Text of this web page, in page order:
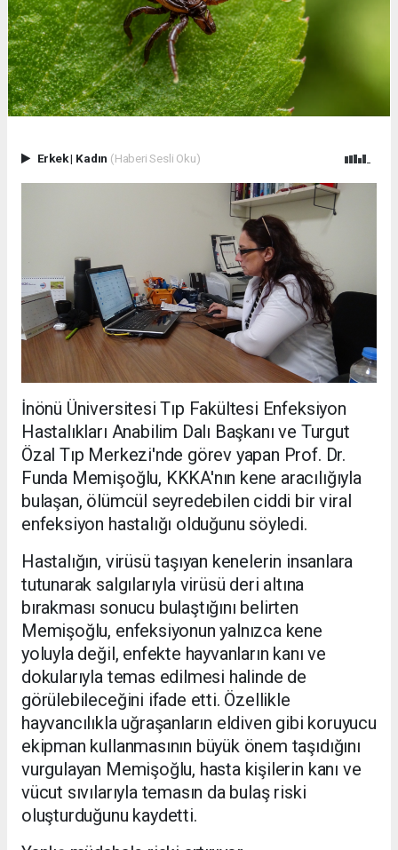
Erkek| Kadın (Haberi Sesli Oku)
İnönü Üniversitesi Tıp Fakültesi Enfeksiyon
Hastalıkları Anabilim Dalı Başkanı ve Turgut
Özal Tıp Merkezi'nde görev yapan Prof. Dr.
Funda Memişoğlu, KKKA'nın kene aracılığıyla
bulaşan, ölümcül seyredebilen ciddi bir viral
enfeksiyon hastalığı olduğunu söyledi.
Hastalığın, virüsü taşıyan kenelerin insanlara
tutunarak salgılarıyla virüsü deri altına
bırakması sonucu bulaştığını belirten
Memişoğlu, enfeksiyonun yalnızca kene
yoluyla değil, enfekte hayvanların kanı ve
dokularıyla temas edilmesi halinde de
görülebileceğini ifade etti. Özellikle
hayvancılıkla uğraşanların eldiven gibi koruyucu
ekipman kullanmasının büyük önem taşıdığını
vurgulayan Memişoğlu, hasta kişilerin kanı ve
vücut sıvılarıyla temasın da bulaş riski
oluşturduğunu kaydetti.